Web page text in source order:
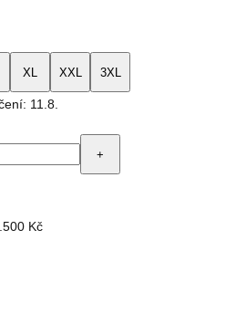
XL XXL 3XL
11.8.
+
Kč